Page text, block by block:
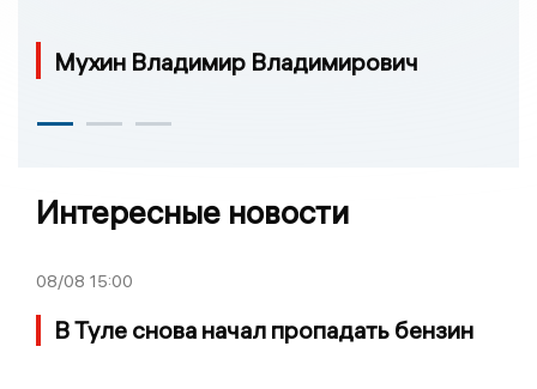
Мухин Владимир Владимирович
Интересные новости
08/08 15:00
В Туле снова начал пропадать бензин